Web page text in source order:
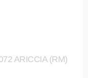
ARICCIA (RM)